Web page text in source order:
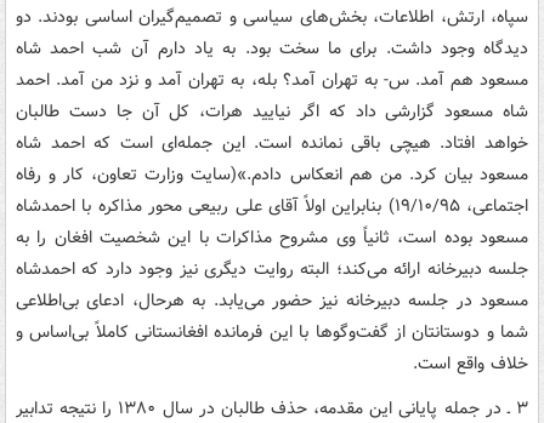
سپاه، ارتش، اطلاعات، بخش‌های سیاسی و تصمیم‌گیران اساسی بودند. دو
دیدگاه وجود داشت. برای ما سخت بود. به یاد دارم آن شب احمد شاه
مسعود هم آمد. س- به تهران آمد؟ بله، به تهران آمد و نزد من آمد. احمد
شاه مسعود گزارشی داد که اگر نیایید هرات، کل آن‌ جا دست طالبان
خواهد افتاد. هیچی باقی نمانده است. این جمله‌ای است که احمد شاه
مسعود بیان کرد. من هم انعکاس دادم.»(سایت وزارت تعاون، کار و رفاه
اجتماعی، ۱۹/۱۰/۹۵) بنابراین اولاً آقای علی ربیعی محور مذاکره با احمدشاه
مسعود بوده است، ثانیاً وی مشروح مذاکرات با این شخصیت افغان را به
جلسه دبیرخانه ارائه می‌کند؛ البته روایت دیگری نیز وجود دارد که احمدشاه
مسعود در جلسه دبیرخانه نیز حضور می‌یابد. به هرحال، ادعای بی‌اطلاعی
شما و دوستانتان از گفت‌وگوها با این فرمانده افغانستانی کاملاً بی‌اساس و
خلاف واقع است.
۳ ـ در جمله پایانی این مقدمه، حذف طالبان در سال ۱۳۸۰ را نتیجه تدابیر